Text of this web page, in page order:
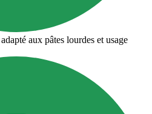
aux pâtes lourdes et usage